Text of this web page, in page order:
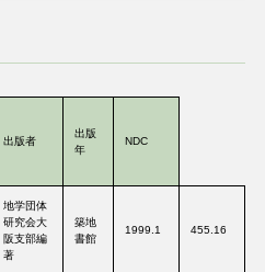
出版者
出版
年
NDC
地学団体
研究会大
阪支部編
著
築地
書館
1999.1 455.16